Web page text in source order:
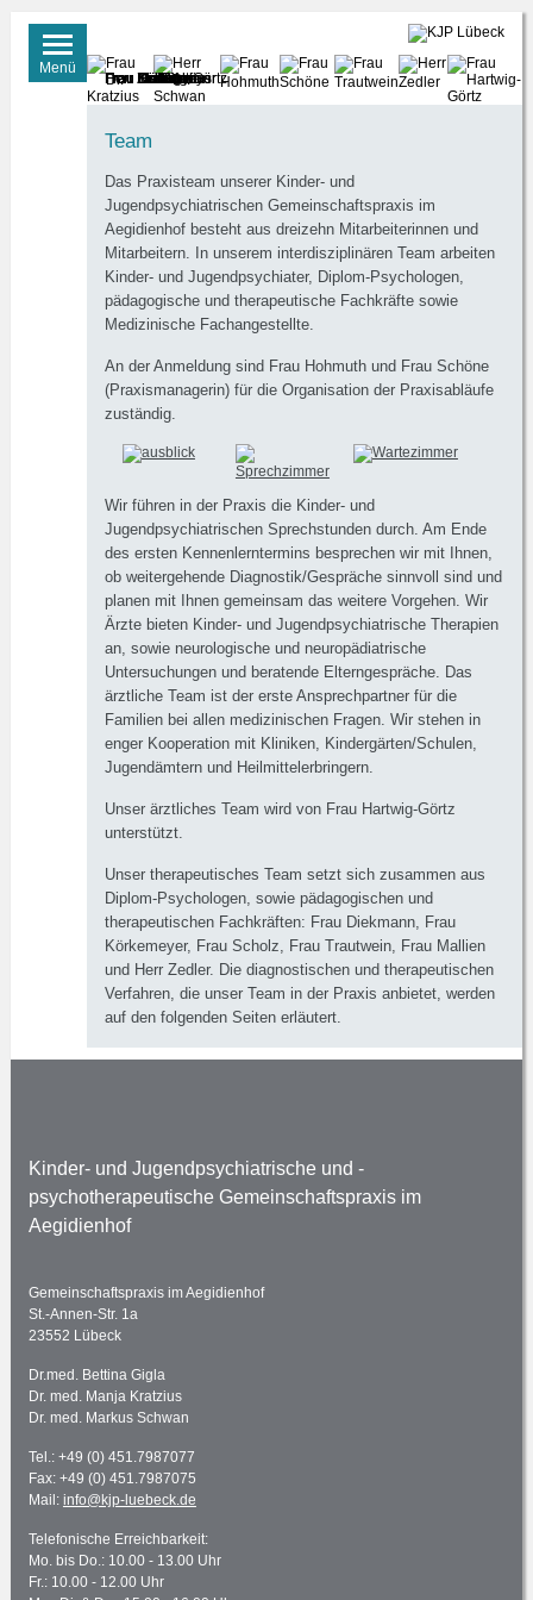
Menü
Frau Dr. Gigla
Frau Dr. Kratzius
Herr Dr. Schwan
Frau Hohmuth
Frau Schöne
Frau Trautwein
Frau Scholz
Herr Zedler
Frau Körkemeyer
Frau Diekmann
Frau Mallien
Frau Hartwig-Görtz
Team
Das Praxisteam unserer Kinder- und
Jugendpsychiatrischen Gemeinschaftspraxis im
Aegidienhof besteht aus dreizehn Mitarbeiterinnen und
Mitarbeitern. In unserem interdisziplinären Team arbeiten
Kinder- und Jugendpsychiater, Diplom-Psychologen,
pädagogische und therapeutische Fachkräfte sowie
Medizinische Fachangestellte.
An der Anmeldung sind Frau Hohmuth und Frau Schöne
(Praxismanagerin) für die Organisation der Praxisabläufe
zuständig.
Wir führen in der Praxis die Kinder- und
Jugendpsychiatrischen Sprechstunden durch. Am Ende
des ersten Kennenlerntermins besprechen wir mit Ihnen,
ob weitergehende Diagnostik/Gespräche sinnvoll sind und
planen mit Ihnen gemeinsam das weitere Vorgehen. Wir
Ärzte bieten Kinder- und Jugendpsychiatrische Therapien
an, sowie neurologische und neuropädiatrische
Untersuchungen und beratende Elterngespräche. Das
ärztliche Team ist der erste Ansprechpartner für die
Familien bei allen medizinischen Fragen. Wir stehen in
enger Kooperation mit Kliniken, Kindergärten/Schulen,
Jugendämtern und Heilmittelerbringern.
Unser ärztliches Team wird von Frau Hartwig-Görtz
unterstützt.
Unser therapeutisches Team setzt sich zusammen aus
Diplom-Psychologen, sowie pädagogischen und
therapeutischen Fachkräften: Frau Diekmann, Frau
Körkemeyer, Frau Scholz, Frau Trautwein, Frau Mallien
und Herr Zedler. Die diagnostischen und therapeutischen
Verfahren, die unser Team in der Praxis anbietet, werden
auf den folgenden Seiten erläutert.
Kinder- und Jugendpsychiatrische und -
psychotherapeutische Gemeinschaftspraxis im
Aegidienhof
Gemeinschaftspraxis im Aegidienhof
St.-Annen-Str. 1a
23552 Lübeck
Dr.med. Bettina Gigla
Dr. med. Manja Kratzius
Dr. med. Markus Schwan
Tel.: +49 (0) 451.7987077
Fax: +49 (0) 451.7987075
Mail: info@kjp-luebeck.de
Telefonische Erreichbarkeit:
Mo. bis Do.: 10.00 - 13.00 Uhr
Fr.: 10.00 - 12.00 Uhr
Dr.med. Bettina Gigla
Dr. Manja Kratzius
Dr. Markus Schwan